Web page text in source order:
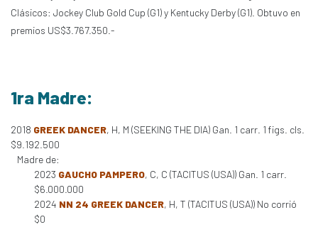
Clásicos: Jockey Club Gold Cup (G1) y Kentucky Derby (G1). Obtuvo en
premios US$3.767.350.-
1ra Madre:
2018 GREEK DANCER, H, M (SEEKING THE DIA) Gan. 1 carr. 1 figs. cls.
$9.192.500
Madre de:
2023 GAUCHO PAMPERO, C, C (TACITUS (USA)) Gan. 1 carr.
$6.000.000
2024 NN 24 GREEK DANCER, H, T (TACITUS (USA)) No corrió
$0